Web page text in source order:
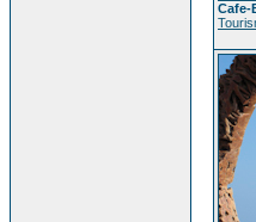
Cafe-